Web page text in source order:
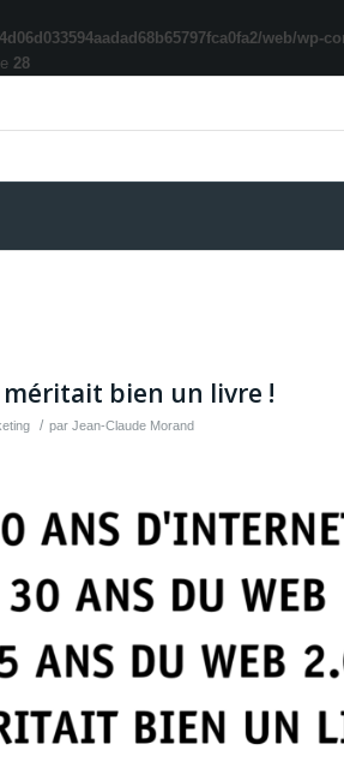
web/
28
méritait bien un livre !
/ par Jean-Claude Morand